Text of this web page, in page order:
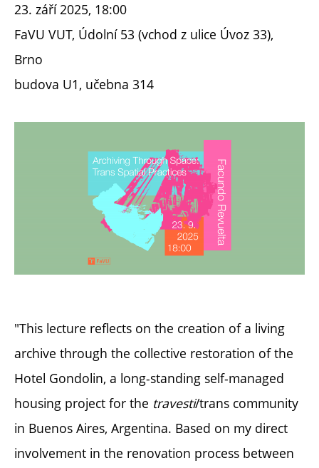
23. září 2025, 18:00
FaVU VUT, Údolní 53 (vchod z ulice Úvoz 33),
Brno
budova U1, učebna 314
"This lecture reflects on the creation of a living
archive through the collective restoration of the
Hotel Gondolin, a long-standing self-managed
housing project for the travesti/trans community
in Buenos Aires, Argentina. Based on my direct
involvement in the renovation process between